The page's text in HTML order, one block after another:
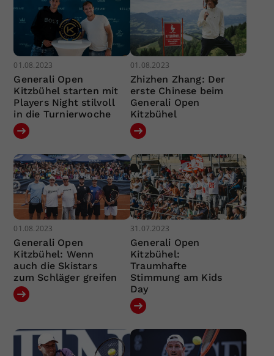
01.08.2023
Generali Open
Kitzbühel starten mit
Players Night stilvoll
in die Turnierwoche
01.08.2023
Zhizhen Zhang: Der
erste Chinese beim
Generali Open
Kitzbühel
01.08.2023
Generali Open
Kitzbühel: Wenn
auch die Skistars
zum Schläger greifen
31.07.2023
Generali Open
Kitzbühel:
Traumhafte
Stimmung am Kids
Day